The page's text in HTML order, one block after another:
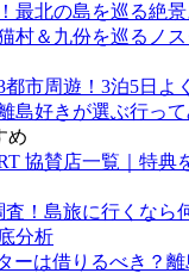
最北の島を巡る絶
村＆九份を巡るノ
市周遊！3泊5日よ
島好きが選ぶ行っ
め
協賛店一覧｜特典
！島旅に行くなら
分析
ーは借りるべき？